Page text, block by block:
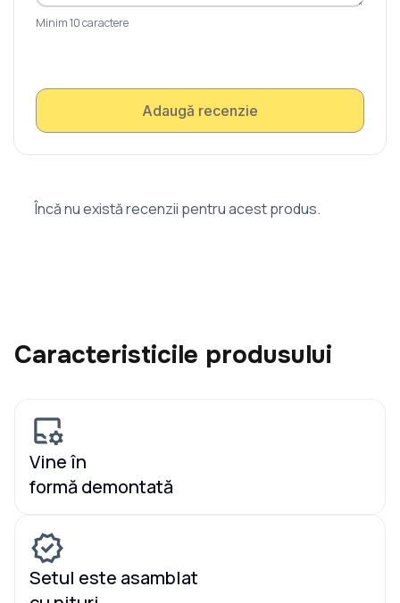
Minim 10 caractere
Adaugă recenzie
Încă nu există recenzii pentru acest produs.
Caracteristicile produsului
Vine în
formă demontată
Setul este asamblat